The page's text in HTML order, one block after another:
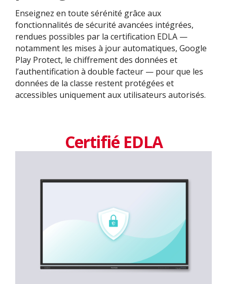
Enseignez en toute sérénité grâce aux
fonctionnalités de sécurité avancées intégrées,
rendues possibles par la certification EDLA —
notamment les mises à jour automatiques, Google
Play Protect, le chiffrement des données et
l’authentification à double facteur — pour que les
données de la classe restent protégées et
accessibles uniquement aux utilisateurs autorisés.
Certifié EDLA